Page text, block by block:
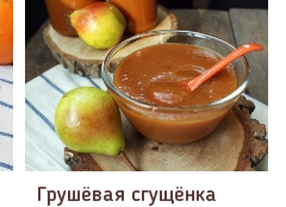
Грушёвая сгущёнка